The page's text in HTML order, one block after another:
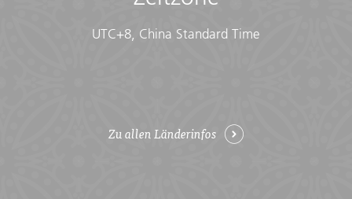
UTC+8, China Standard Time
Zu allen Länderinfos